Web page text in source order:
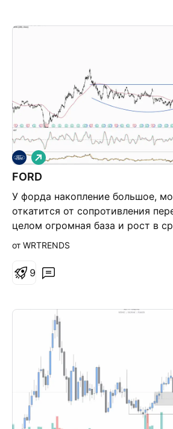
FORD
У форда накопление большое,
откатится от сопротивления
целом огромная база и рост в
перспективе будет большим
Д
л
и
н
я
от WRTRENDS
9